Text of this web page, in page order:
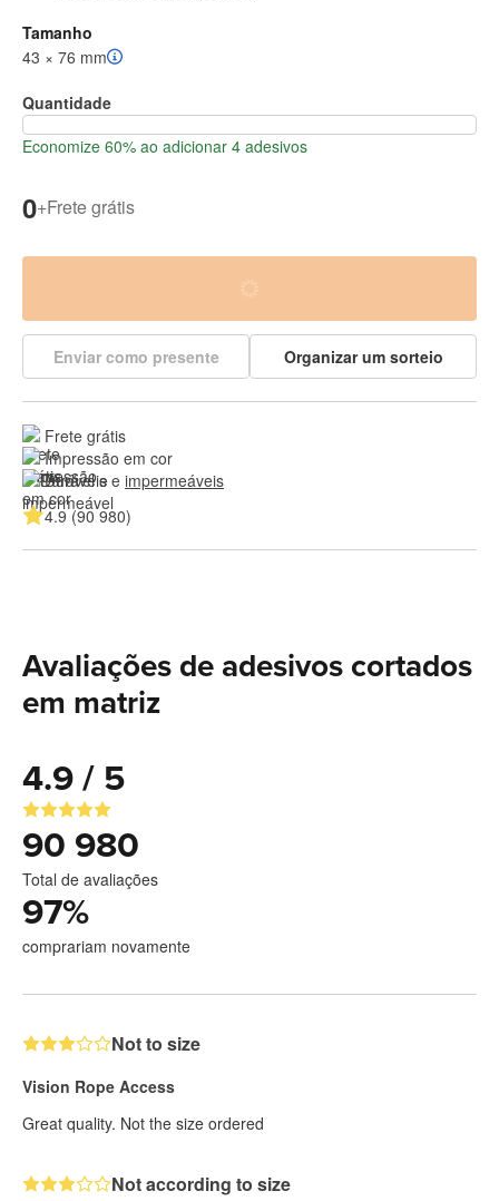
Tamanho
43 × 76 mm
Quantidade
Economize 60% ao adicionar 4 adesivos
0+Frete grátis
Enviar como presente Organizar um sorteio
Frete grátis
Impressão em cor
Duráveis e impermeáveis
4.9 (90 980)
Avaliações de adesivos cortados
em matriz
4.9 / 5
90 980
Total de avaliações
97%
comprariam novamente
Not to size
Vision Rope Access
Great quality. Not the size ordered
Not according to size